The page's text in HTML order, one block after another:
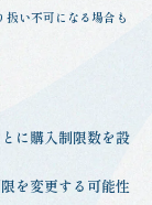
扱い不可になる場合も
に購入制限数を設
を変更する可能性